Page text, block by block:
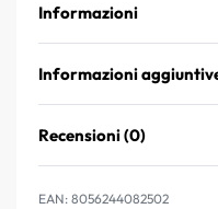
Informazioni
Informazioni
Recensioni (0)
EAN: 8056244082502